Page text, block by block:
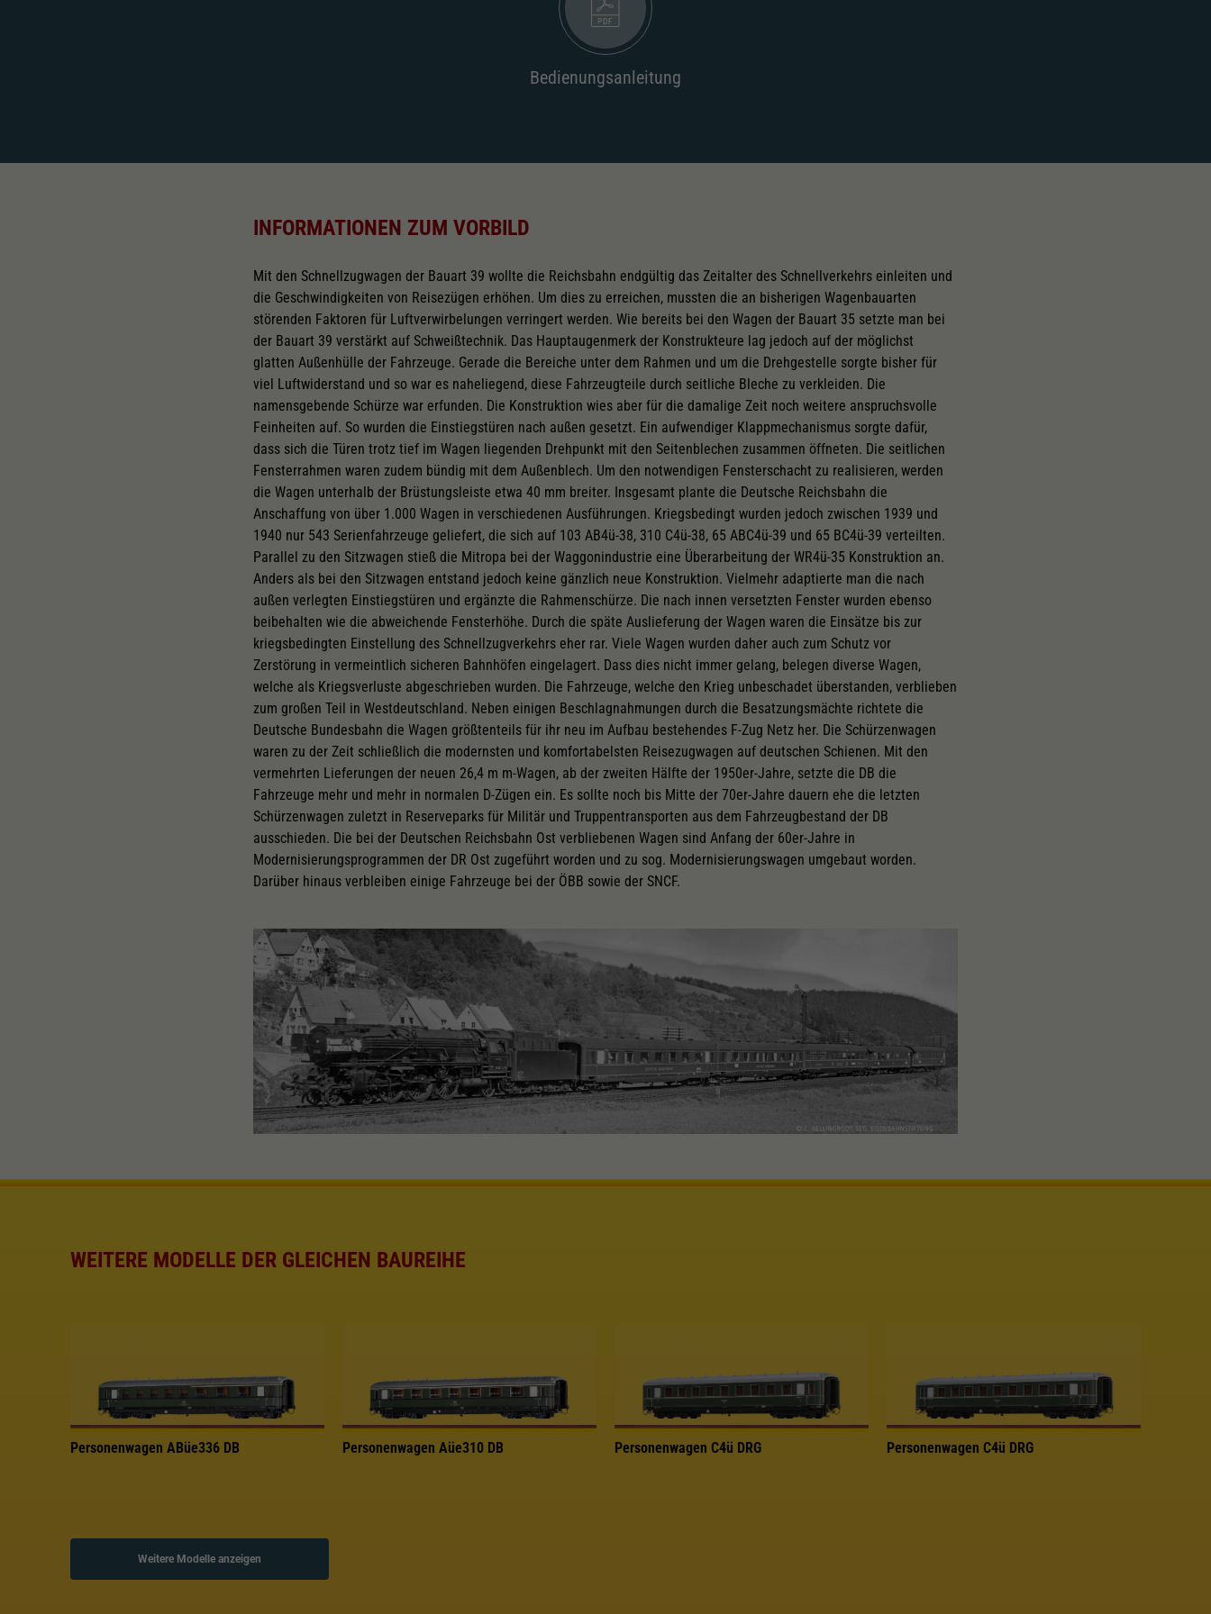
Bedienungsanleitung
INFORMATIONEN ZUM VORBILD
Mit den Schnellzugwagen der Bauart 39 wollte die Reichsbahn endgültig das Zeitalter des Schnellverkehrs einleiten und
die Geschwindigkeiten von Reisezügen erhöhen. Um dies zu erreichen, mussten die an bisherigen Wagenbauarten
störenden Faktoren für Luftverwirbelungen verringert werden. Wie bereits bei den Wagen der Bauart 35 setzte man bei
der Bauart 39 verstärkt auf Schweißtechnik. Das Hauptaugenmerk der Konstrukteure lag jedoch auf der möglichst
glatten Außenhülle der Fahrzeuge. Gerade die Bereiche unter dem Rahmen und um die Drehgestelle sorgte bisher für
viel Luftwiderstand und so war es naheliegend, diese Fahrzeugteile durch seitliche Bleche zu verkleiden. Die
namensgebende Schürze war erfunden. Die Konstruktion wies aber für die damalige Zeit noch weitere anspruchsvolle
Feinheiten auf. So wurden die Einstiegstüren nach außen gesetzt. Ein aufwendiger Klappmechanismus sorgte dafür,
dass sich die Türen trotz tief im Wagen liegenden Drehpunkt mit den Seitenblechen zusammen öffneten. Die seitlichen
Fensterrahmen waren zudem bündig mit dem Außenblech. Um den notwendigen Fensterschacht zu realisieren, werden
die Wagen unterhalb der Brüstungsleiste etwa 40 mm breiter. Insgesamt plante die Deutsche Reichsbahn die
Anschaffung von über 1.000 Wagen in verschiedenen Ausführungen. Kriegsbedingt wurden jedoch zwischen 1939 und
1940 nur 543 Serienfahrzeuge geliefert, die sich auf 103 AB4ü-38, 310 C4ü-38, 65 ABC4ü-39 und 65 BC4ü-39 verteilten.
Parallel zu den Sitzwagen stieß die Mitropa bei der Waggonindustrie eine Überarbeitung der WR4ü-35 Konstruktion an.
Anders als bei den Sitzwagen entstand jedoch keine gänzlich neue Konstruktion. Vielmehr adaptierte man die nach
außen verlegten Einstiegstüren und ergänzte die Rahmenschürze. Die nach innen versetzten Fenster wurden ebenso
beibehalten wie die abweichende Fensterhöhe. Durch die späte Auslieferung der Wagen waren die Einsätze bis zur
kriegsbedingten Einstellung des Schnellzugverkehrs eher rar. Viele Wagen wurden daher auch zum Schutz vor
Zerstörung in vermeintlich sicheren Bahnhöfen eingelagert. Dass dies nicht immer gelang, belegen diverse Wagen,
welche als Kriegsverluste abgeschrieben wurden. Die Fahrzeuge, welche den Krieg unbeschadet überstanden, verblieben
zum großen Teil in Westdeutschland. Neben einigen Beschlagnahmungen durch die Besatzungsmächte richtete die
Deutsche Bundesbahn die Wagen größtenteils für ihr neu im Aufbau bestehendes F-Zug Netz her. Die Schürzenwagen
waren zu der Zeit schließlich die modernsten und komfortabelsten Reisezugwagen auf deutschen Schienen. Mit den
vermehrten Lieferungen der neuen 26,4 m m-Wagen, ab der zweiten Hälfte der 1950er-Jahre, setzte die DB die
Fahrzeuge mehr und mehr in normalen D-Zügen ein. Es sollte noch bis Mitte der 70er-Jahre dauern ehe die letzten
Schürzenwagen zuletzt in Reserveparks für Militär und Truppentransporten aus dem Fahrzeugbestand der DB
ausschieden. Die bei der Deutschen Reichsbahn Ost verbliebenen Wagen sind Anfang der 60er-Jahre in
Modernisierungsprogrammen der DR Ost zugeführt worden und zu sog. Modernisierungswagen umgebaut worden.
Darüber hinaus verbleiben einige Fahrzeuge bei der ÖBB sowie der SNCF.
WEITERE MODELLE DER GLEICHEN BAUREIHE
Personenwagen ABüe336 DB Personenwagen Aüe310 DB Personenwagen C4ü DRG Personenwagen C4ü DRG
Weitere Modelle anzeigen